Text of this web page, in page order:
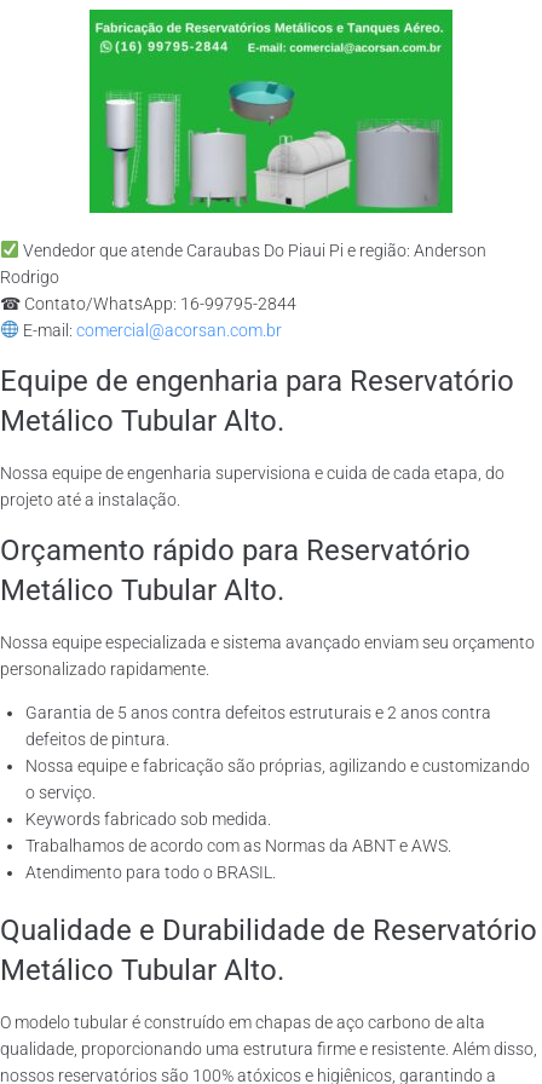
Vendedor que atende Caraubas Do Piaui Pi e região: Anderson
Rodrigo
☎ Contato/WhatsApp: 16-99795-2844
E-mail: comercial@acorsan.com.br
Equipe de engenharia para Reservatório
Metálico Tubular Alto.
Nossa equipe de engenharia supervisiona e cuida de cada etapa, do
projeto até a instalação.
Orçamento rápido para Reservatório
Metálico Tubular Alto.
Nossa equipe especializada e sistema avançado enviam seu orçamento
personalizado rapidamente.
Garantia de 5 anos contra defeitos estruturais e 2 anos contra
defeitos de pintura.
Nossa equipe e fabricação são próprias, agilizando e customizando
o serviço.
Keywords fabricado sob medida.
Trabalhamos de acordo com as Normas da ABNT e AWS.
Atendimento para todo o BRASIL.
Qualidade e Durabilidade de Reservatório
Metálico Tubular Alto.
O modelo tubular é construído em chapas de aço carbono de alta
qualidade, proporcionando uma estrutura firme e resistente. Além disso,
nossos reservatórios são 100% atóxicos e higiênicos, garantindo a